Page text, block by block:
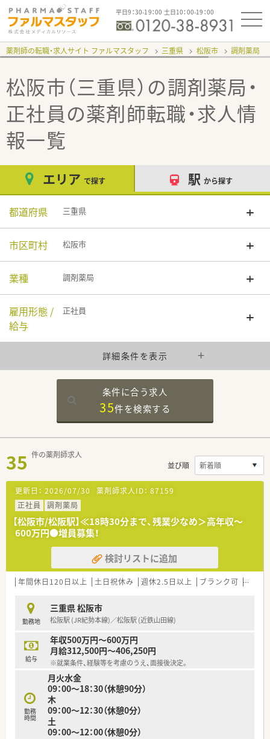
平日9：30-19：00 土日10：00-19：00
薬剤師の転職・求人サイト ファルマスタッフ 三重県 松阪市 調剤薬局
松阪市（三重県）の調剤薬局・
正社員の薬剤師転職・求人情
報一覧
エリア で探す 駅 から探す
都道府県 三重県
市区町村 松阪市
業種 調剤薬局
雇用形態 /
給与
正社員
詳細条件を表示
条件に合う求人
35件を検索する
35 件の薬剤師求人
並び順
更新日： 2026/07/30 薬剤師求人ID： 87159
正社員
調剤薬局
【松阪市/松阪駅】≪18時30分まで、残業少なめ＞高年収～
600万円●増員募集！
検討リストに追加
年間休日120日以上 土日祝休み 週休2.5日以上 ブランク可 残業
勤務地
三重県 松阪市
松阪駅 (JR紀勢本線)／松阪駅 (近鉄山田線)
給与
年収500万円～600万円
月給312,500円～406,250円
※就業条件、経験等を考慮のうえ、面接後決定。
勤務
時間
月火水金
09：00～18：30（休憩90分）
木
09：00～12：30（休憩0分）
土
09：00～12：00（休憩0分）